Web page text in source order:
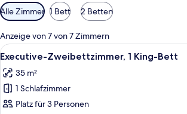
Verfügbare
Filter
für
Zimmer
Alle Zimmer 1 Bett 2 Betten
Anzeige von 7 von 7 Zimmern
Alle
Fotos
für
Executive-
Zweibettzimmer,
Ein
16
Executive-Zweibettzimmer, 1 King-Bett
35 m²
1 Schlafzimmer
Platz für 3 Personen